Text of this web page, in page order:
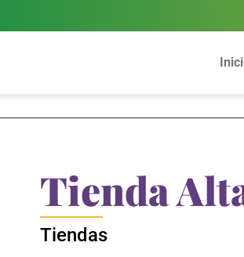
Tienda
Tiendas